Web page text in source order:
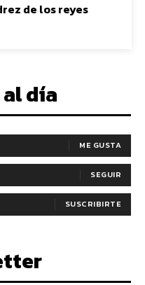
de los reyes
día
ME GUSTA
SEGUIR
SUSCRIBIRTE